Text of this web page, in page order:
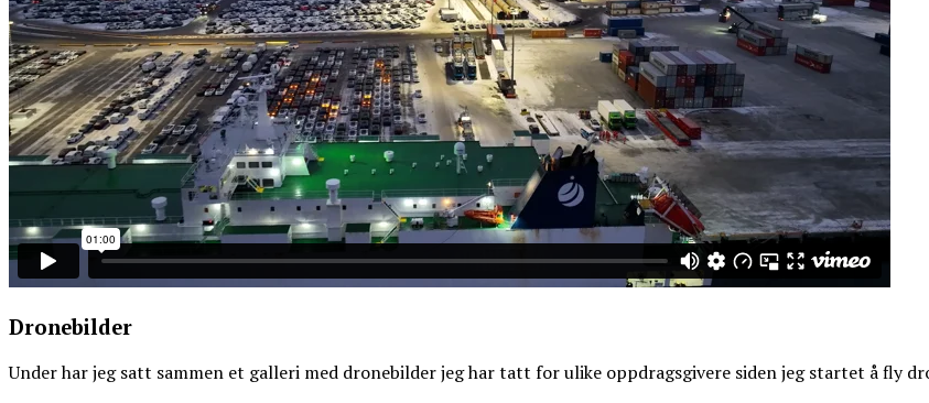
Dronebilder
Under har jeg satt sammen et galleri med dronebilder jeg har tatt for ulike oppdragsgivere siden jeg startet å fly